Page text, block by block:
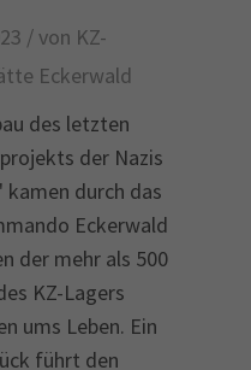
/von KZ-
Eckerwald
des letzten
der Nazis
kamen durch das
Eckerwald
der mehr als 500
KZ-Lagers
ums Leben. Ein
führt den